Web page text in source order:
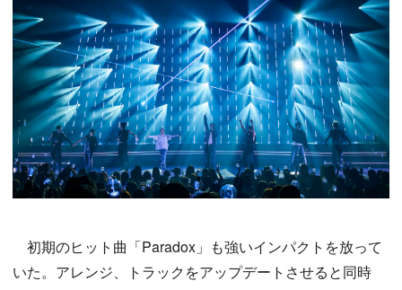
初期のヒット曲「Paradox」も強いインパクトを放って
いた。アレンジ、トラックをアップデートさせると同時